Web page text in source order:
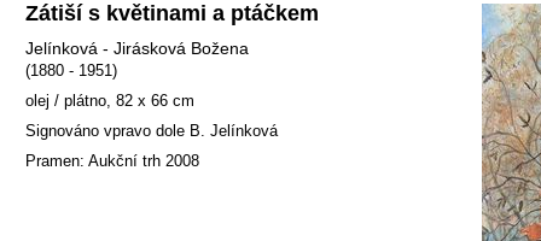
Zátiší s květinami a ptáčkem
Jelínková - Jirásková Božena
(1880 - 1951)
olej / plátno, 82 x 66 cm
Signováno vpravo dole B. Jelínková
Pramen: Aukční trh 2008